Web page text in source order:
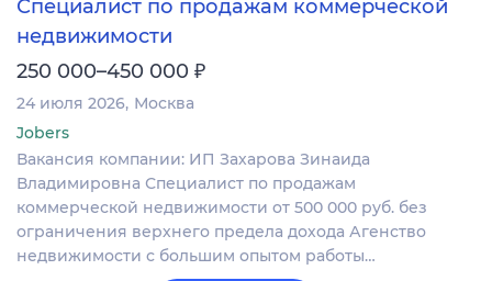
Специалист по продажам коммерческой
недвижимости
250 000–450 000 ₽
24 июля 2026 Москва
Jobers
Вакансия компании: ИП Захарова Зинаида
Владимировна Специалист по продажам
коммерческой недвижимости от 500 000 руб. без
ограничения верхнего предела дохода Агенство
недвижимости с большим опытом работы…